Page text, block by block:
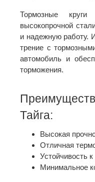
Тормозные круги
высокопрочной
и надежную работу.
трение с
автомобиль и
торможения.
Тайга:
Высокая
Отличная
Устойчивость
Минимальное